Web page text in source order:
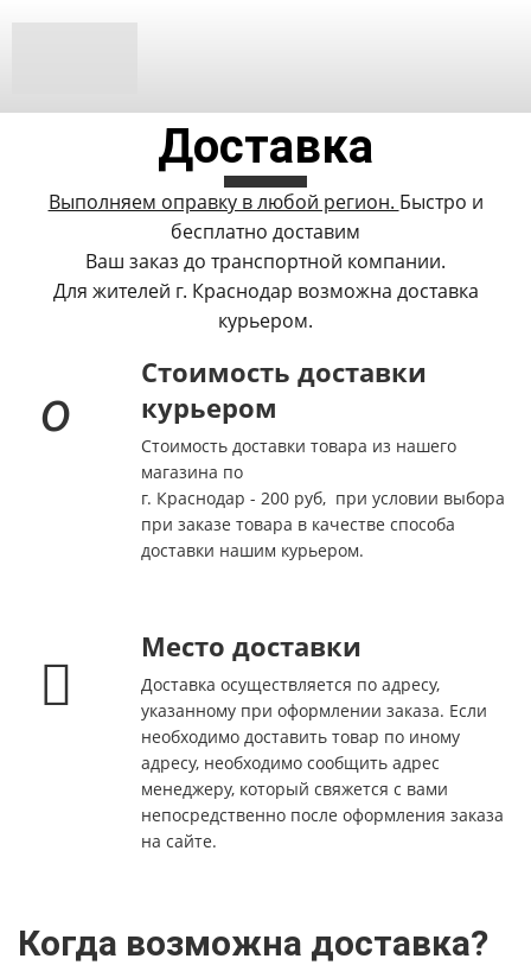
Доставка
Выполняем оправку в любой регион. Быстро и
бесплатно доставим
Ваш заказ до транспортной компании.
Для жителей г. Краснодар возможна доставка
курьером.
Стоимость доставки
курьером
Стоимость доставки товара из нашего
магазина по
г. Краснодар - 200 руб, при условии выбора
при заказе товара в качестве способа
доставки нашим курьером.
Место доставки
Доставка осуществляется по адресу,
указанному при оформлении заказа. Если
необходимо доставить товар по иному
адресу, необходимо сообщить адрес
менеджеру, который свяжется с вами
непосредственно после оформления заказа
на сайте.
Когда возможна доставка?